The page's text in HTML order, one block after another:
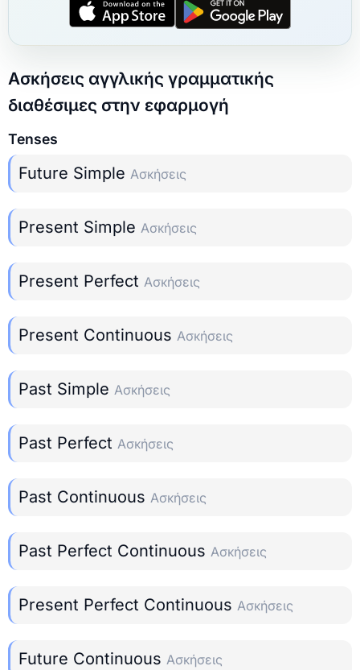
Ασκήσεις αγγλικής γραμματικής
διαθέσιμες στην εφαρμογή
Tenses
Future Simple Ασκήσεις
Present Simple Ασκήσεις
Present Perfect Ασκήσεις
Present Continuous Ασκήσεις
Past Simple Ασκήσεις
Past Perfect Ασκήσεις
Past Continuous Ασκήσεις
Past Perfect Continuous Ασκήσεις
Present Perfect Continuous Ασκήσεις
Future Continuous Ασκήσεις